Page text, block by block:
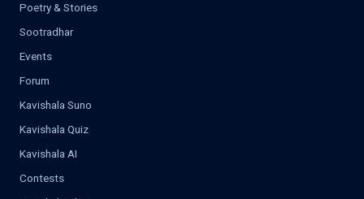
Poetry & Stories
Sootradhar
Events
Forum
Kavishala Suno
Kavishala Quiz
Kavishala AI
Contests